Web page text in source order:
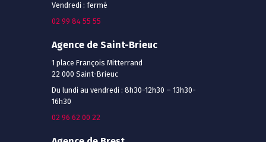
Vendredi : fermé
02 99 84 55 55
Agence de Saint-Brieuc
1 place François Mitterrand
22 000 Saint-Brieuc
Du lundi au vendredi : 8h30-12h30 – 13h30-
16h30
02 96 62 00 22